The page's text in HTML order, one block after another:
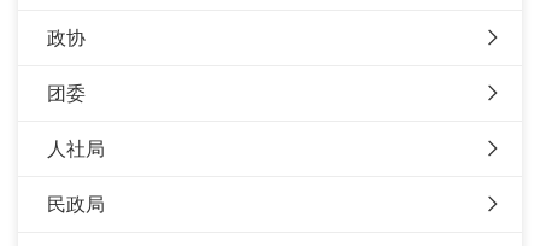
政协
团委
人社局
民政局